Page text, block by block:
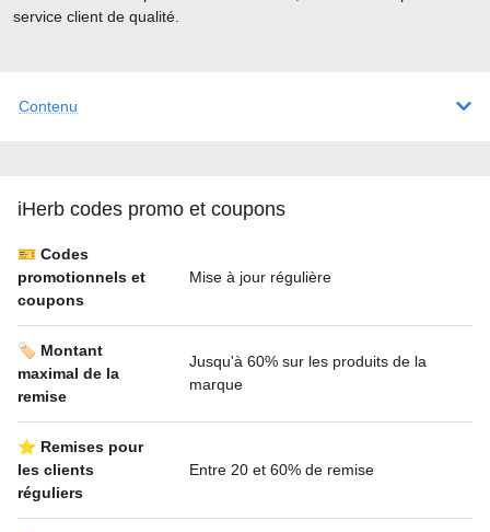
Contenu
iHerb codes promo et coupons
🎫 Codes
promotionnels et
coupons
Mise à jour régulière
🏷️ Montant
maximal de la
remise
Jusqu'à 60% sur les produits de la
marque
⭐ Remises pour
les clients
réguliers
Entre 20 et 60% de remise
service client de qualité.